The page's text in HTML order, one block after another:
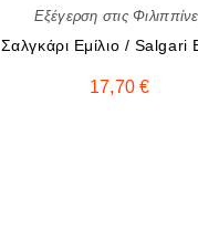
Εξέγερση στις
Σαλγκάρι Eμίλιο / Salgari
17,70€